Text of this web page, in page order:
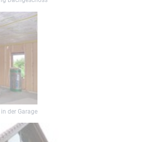
der Garage